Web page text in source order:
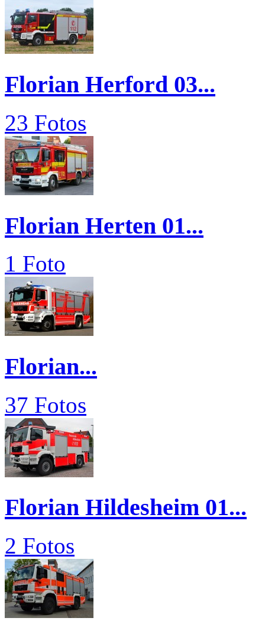
Florian Herford 03...
23 Fotos
Florian Herten 01...
1 Foto
Florian...
37 Fotos
Florian Hildesheim 01...
2 Fotos